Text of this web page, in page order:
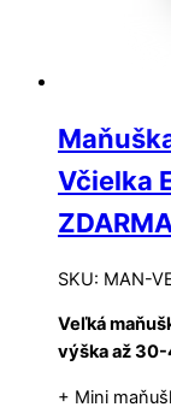
Včielka
SKU: MAN-
Veľká
výška až
+ Mini